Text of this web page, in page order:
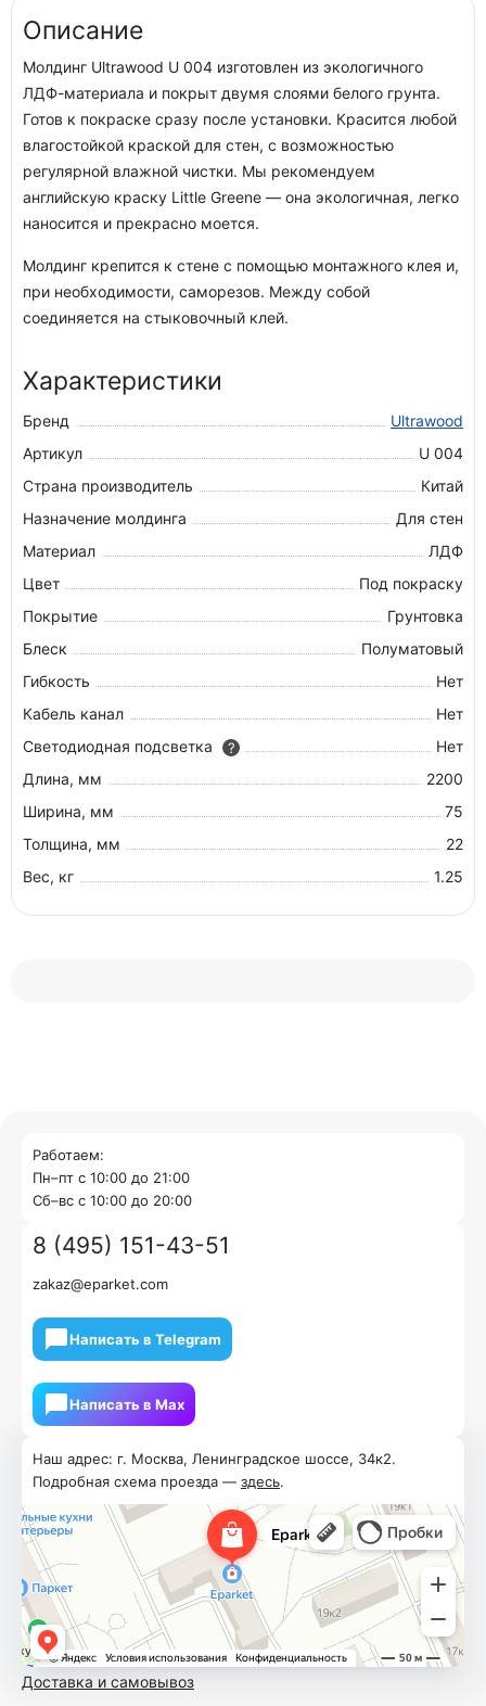
Описание
Молдинг Ultrawood U 004 изготовлен из экологичного
ЛДФ-материала и покрыт двумя слоями белого грунта.
Готов к покраске сразу после установки. Красится любой
влагостойкой краской для стен, с возможностью
регулярной влажной чистки. Мы рекомендуем
английскую краску Little Greene — она экологичная, легко
наносится и прекрасно моется.
Молдинг крепится к стене с помощью монтажного клея и,
при необходимости, саморезов. Между собой
соединяется на стыковочный клей.
Характеристики
Бренд
Ultrawood
Артикул
U 004
Страна производитель
Китай
Назначение молдинга
Для стен
Материал
ЛДФ
Цвет
Под покраску
Покрытие
Грунтовка
Блеск
Полуматовый
Гибкость
Нет
Кабель канал
Нет
Светодиодная подсветка
?
Нет
Длина, мм
2200
Ширина, мм
75
Толщина, мм
22
Вес, кг
1.25
Доставка и самовывоз
Наш адрес: г. Москва, Ленинградское шоссе, 34к2.
Подробная схема проезда — здесь.
Работаем:
Пн–пт с 10:00 до 21:00
Cб–вс с 10:00 до 20:00
8 (495) 151-43-51
zakaz@eparket.com
Написать в Telegram
Написать в Мах